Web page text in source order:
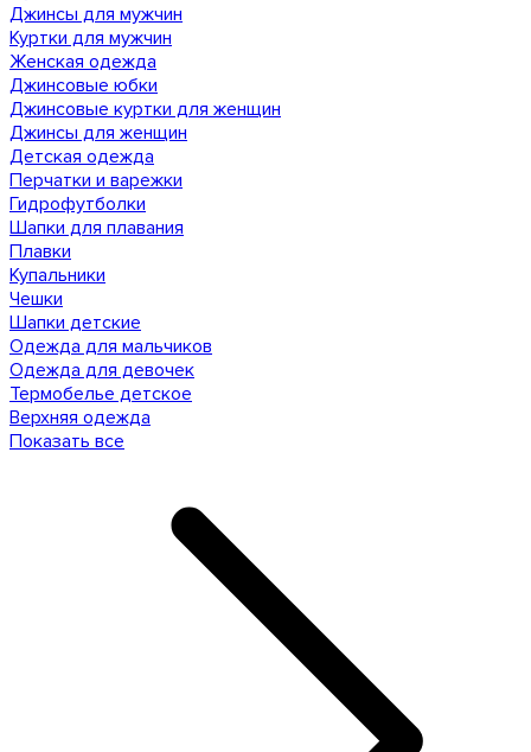
Джинсы для мужчин
Куртки для мужчин
Женская одежда
Джинсовые юбки
Джинсовые куртки для женщин
Джинсы для женщин
Детская одежда
Перчатки и варежки
Гидрофутболки
Шапки для плавания
Плавки
Купальники
Чешки
Шапки детские
Одежда для мальчиков
Одежда для девочек
Термобелье детское
Верхняя одежда
Показать все